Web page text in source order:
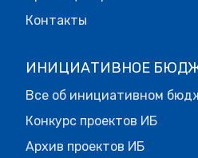
Контакты
ИНИЦИАТИВНОЕ
Все об инициативном
Конкурс проектов ИБ
Архив проектов ИБ